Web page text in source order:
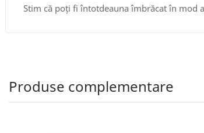
Stim că poți fi întotdeauna îmbrăcat în mod
Produse complementare